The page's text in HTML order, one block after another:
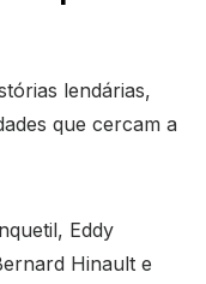
lendárias,
que cercam a
Eddy
Hinault e